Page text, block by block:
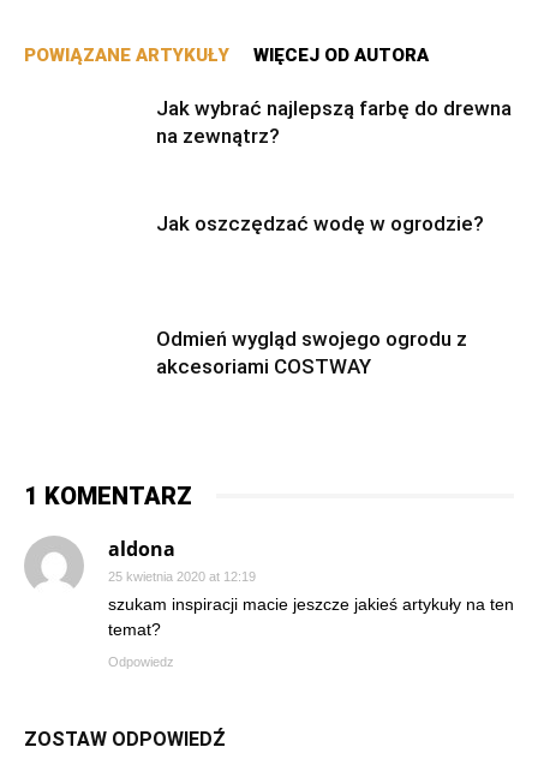
POWIĄZANE ARTYKUŁY WIĘCEJ OD AUTORA
Jak wybrać najlepszą farbę do drewna
na zewnątrz?
Jak oszczędzać wodę w ogrodzie?
Odmień wygląd swojego ogrodu z
akcesoriami COSTWAY
1 KOMENTARZ
aldona
25 kwietnia 2020 at 12:19
szukam inspiracji macie jeszcze jakieś artykuły na ten
temat?
Odpowiedz
ZOSTAW ODPOWIEDŹ